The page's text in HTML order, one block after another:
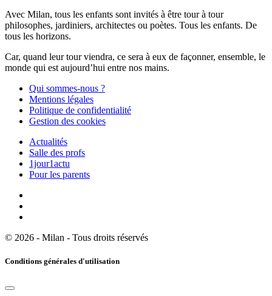
Avec Milan, tous les enfants sont invités à être tour à tour
philosophes, jardiniers, architectes ou poètes. Tous les enfants. De
tous les horizons.
Car, quand leur tour viendra, ce sera à eux de façonner, ensemble, le
monde qui est aujourd’hui entre nos mains.
Qui sommes-nous ?
Mentions légales
Politique de confidentialité
Gestion des cookies
Actualités
Salle des profs
1jour1actu
Pour les parents
© 2026 - Milan - Tous droits réservés
Conditions générales d'utilisation